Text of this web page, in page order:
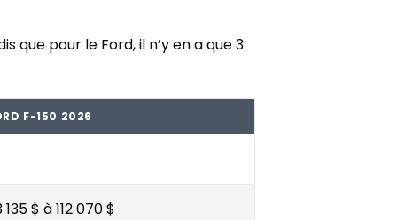
que pour le Ford, il n’y en a que 3
F-150 2026
135 $ à 112 070 $